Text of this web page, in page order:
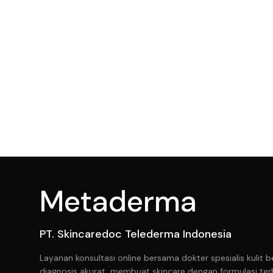
Metaderma
PT. Skincaredoc Telederma Indonesia
Layanan konsultasi online bersama dokter spesialis kulit